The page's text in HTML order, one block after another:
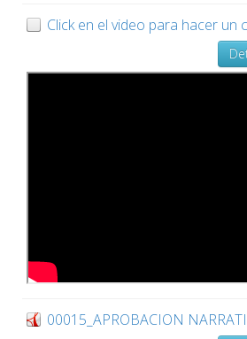
Click en el video para hacer un
00015_APROBACION